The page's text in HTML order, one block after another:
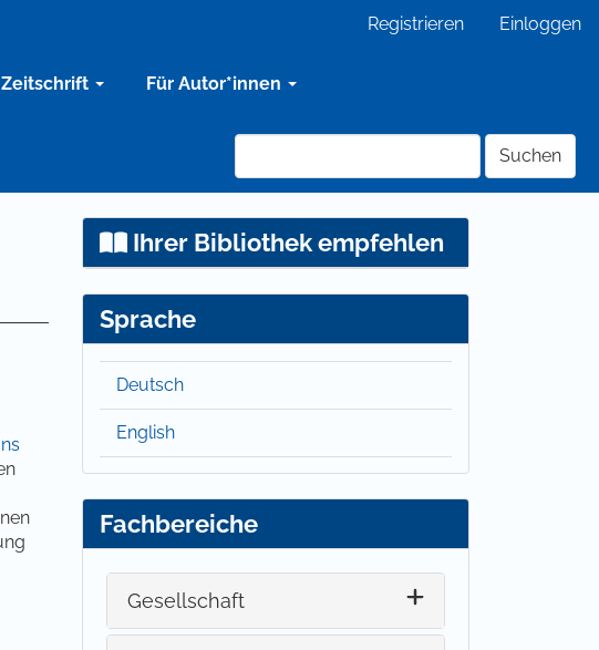
Registrieren Einloggen
Für Autor*innen
Suchen
Ihrer Bibliothek empfehlen
Sprache
Deutsch
English
Fachbereiche
Gesellschaft